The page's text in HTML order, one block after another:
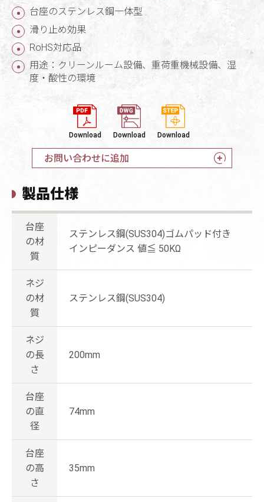
台座のステンレス鋼一体型
滑り止め効果
RoHS対応品
用途：クリーンルーム設備、重荷重機械設備、湿
度・酸性の環境
Download Download Download
お問い合わせに追加
製品仕様
台座
の材
質
ステンレス鋼(SUS304)ゴムパッド付き
インピーダンス 値≦ 50KΩ
ネジ
の材
質
ステンレス鋼(SUS304)
ネジ
の長
さ
200mm
台座
の直
径
74mm
台座
の高
さ
35mm